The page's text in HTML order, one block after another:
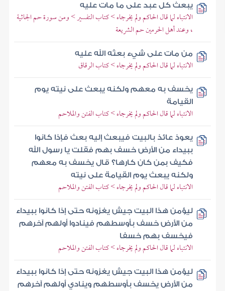
يبعث كل عبد على ما مات عليه
الانتباه لما قال الحاكم ولم يخرجاه > كتاب التفسير > ومن سورة حم الجاثية
، وعند أهل الحرمين حم الشريعة
من مات على شيء بعثه الله عليه
الانتباه لما قال الحاكم ولم يخرجاه > كتاب الرقاق
يخسف به معهم ولكنه يبعث على نيته يوم
القيامة
الانتباه لما قال الحاكم ولم يخرجاه > كتاب الفتن والملاحم
يعوذ عائذ بالبيت فيبعث إليه بعث فإذا كانوا
ببيداء من الأرض خسف بهم فقلت يا رسول الله
فكيف بمن كان كارها؟ قال يخسف به معهم
ولكنه يبعث يوم القيامة على نيته
الانتباه لما قال الحاكم ولم يخرجاه > كتاب الفتن والملاحم
ليؤمن هذا البيت جيش يغزونه حتى إذا كانوا ببيداء
من الأرض خسف بأوسطهم فينادوا أولهم آخرهم
فيخسف بهم خسفا
الانتباه لما قال الحاكم ولم يخرجاه > كتاب الفتن والملاحم
ليؤمن هذا البيت جيش يغزونه حتى إذا كانوا ببيداء
من الأرض يخسف بأوسطهم وينادي أولهم آخرهم